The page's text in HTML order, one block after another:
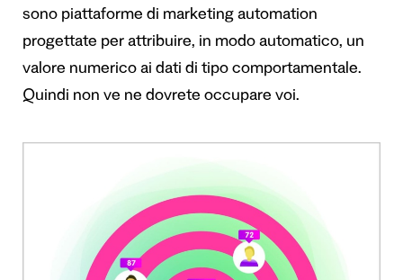
sono piattaforme di marketing automation
progettate per attribuire, in modo automatico, un
valore numerico ai dati di tipo comportamentale.
Quindi non ve ne dovrete occupare voi.